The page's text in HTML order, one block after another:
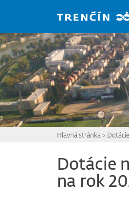
Hlavná stránka >
Dotácie
na rok